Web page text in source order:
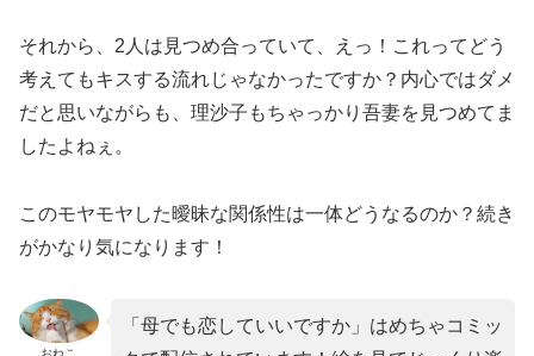
それから、2人は見つめ合っていて、えっ！これってどう
考えてもキスする流れじゃなかったですか？内心ではダメ
だと思いながらも、理沙子もちゃっかり吾妻を見つめてま
したよねぇ。
このモヤモヤした曖昧な関係性は一体どうなるのか？続き
がかなり気になります！
おねこ
「母でも恋していいですか」はめちゃコミッ